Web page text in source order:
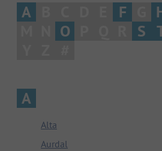
A F
O S
A
Alta
Aurdal